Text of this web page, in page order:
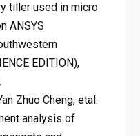
tiller used in micro
ANSYS
EDITION),
Zhuo Cheng, etal.
analysis of